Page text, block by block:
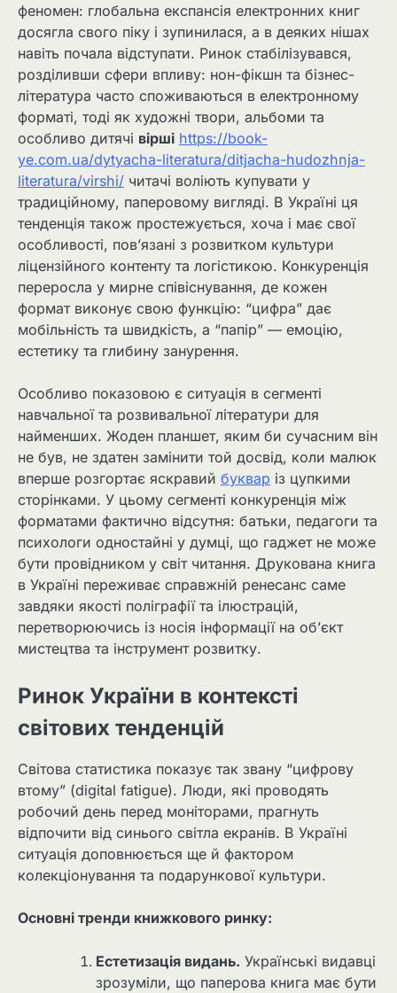
феномен: глобальна експансія електронних книг
досягла свого піку і зупинилася, а в деяких нішах
навіть почала відступати. Ринок стабілізувався,
розділивши сфери впливу: нон-фікшн та бізнес-
література часто споживаються в електронному
форматі, тоді як художні твори, альбоми та
особливо дитячі вірші https://book-
ye.com.ua/dytyacha-literatura/ditjacha-hudozhnja-
literatura/virshi/ читачі воліють купувати у
традиційному, паперовому вигляді. В Україні ця
тенденція також простежується, хоча і має свої
особливості, пов’язані з розвитком культури
ліцензійного контенту та логістикою. Конкуренція
переросла у мирне співіснування, де кожен
формат виконує свою функцію: “цифра” дає
мобільність та швидкість, а “папір” — емоцію,
естетику та глибину занурення.
Особливо показовою є ситуація в сегменті
навчальної та розвивальної літератури для
найменших. Жоден планшет, яким би сучасним він
не був, не здатен замінити той досвід, коли малюк
вперше розгортає яскравий буквар із цупкими
сторінками. У цьому сегменті конкуренція між
форматами фактично відсутня: батьки, педагоги та
психологи одностайні у думці, що гаджет не може
бути провідником у світ читання. Друкована книга
в Україні переживає справжній ренесанс саме
завдяки якості поліграфії та ілюстрацій,
перетворюючись із носія інформації на об’єкт
мистецтва та інструмент розвитку.
Ринок України в контексті
світових тенденцій
Світова статистика показує так звану “цифрову
втому” (digital fatigue). Люди, які проводять
робочий день перед моніторами, прагнуть
відпочити від синього світла екранів. В Україні
ситуація доповнюється ще й фактором
колекціонування та подарункової культури.
Основні тренди книжкового ринку:
Естетизація видань. Українські видавці
зрозуміли, що паперова книга має бути